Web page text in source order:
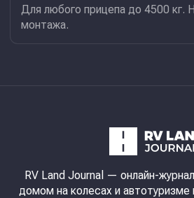
Для любого прицепа до 4500 кг.
монтажа.
RV Land Journal — онлайн-
домом на колесах и